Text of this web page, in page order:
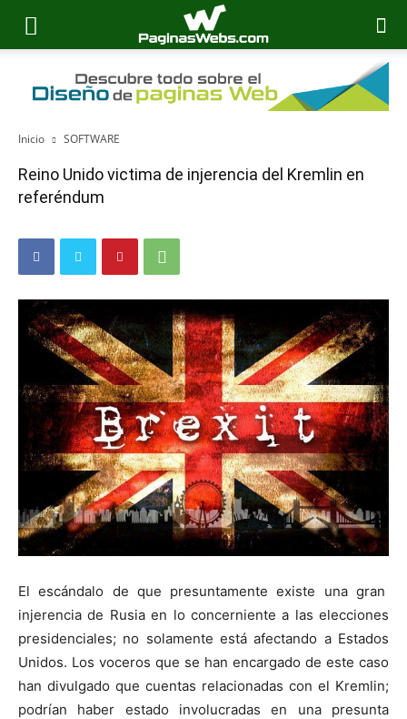
Inicio SOFTWARE
Reino Unido victima de injerencia del Kremlin en
referéndum
El escándalo de que presuntamente existe una gran
injerencia de Rusia en lo concerniente a las elecciones
presidenciales; no solamente está afectando a Estados
Unidos. Los voceros que se han encargado de este caso
han divulgado que cuentas relacionadas con el Kremlin;
podrían haber estado involucradas en una presunta